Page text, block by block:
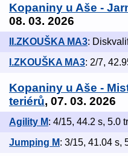
Kopaniny u Aše -
08. 03. 2026
II.ZKOUŠKA MA3:
I.ZKOUŠKA MA3: 2/7,
Kopaniny u Aše -
teriérů, 07. 03. 2026
Agility M: 4/15, 44.2 s, 5.0
Jumping M: 3/15, 41.04 s,